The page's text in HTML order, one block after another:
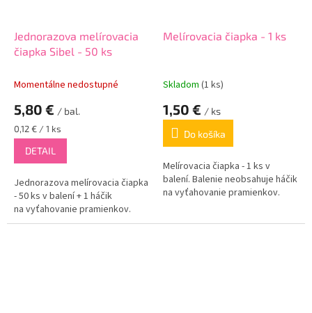
Jednorazova melírovacia
čiapka Sibel - 50 ks
Momentálne nedostupné
5,80 € / bal.
Jednotková
cena:
0,12 € / 1 ks
DETAIL
Jednorazova melírovacia čiapka
- 50 ks v balení + 1 háčik
na vyťahovanie pramienkov.
Melírovacia čiapka - 1 ks
Skladom (1 ks)
1,50 € / ks
Do košíka
Melírovacia čiapka - 1 ks v
balení. Balenie neobsahuje háčik
na vyťahovanie pramienkov.